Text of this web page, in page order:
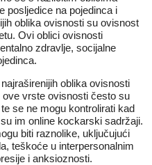
posljedice na pojedinca i
oblika ovisnosti su ovisnost
Ovi oblici ovisnosti
zdravlje, socijalne
oblika ovisnosti
vrste ovisnosti često su
se ne mogu kontrolirati kad
im online kockarski sadržaji.
biti raznolike, uključujući
teškoće u interpersonalnim
i anksioznosti.